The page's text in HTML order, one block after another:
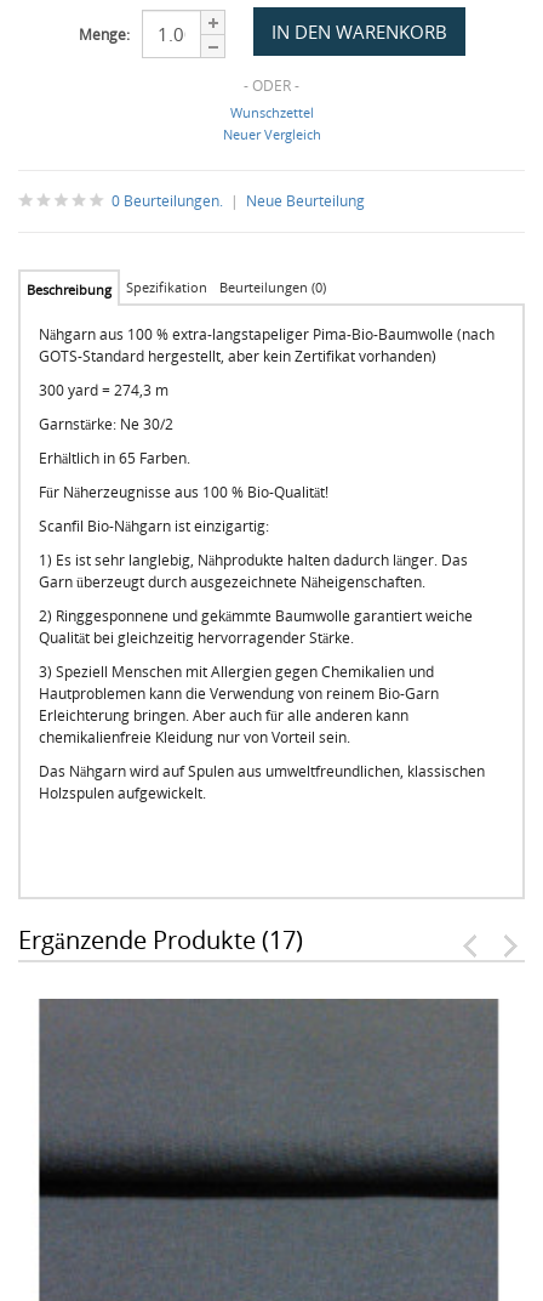
Menge:
- ODER -
Wunschzettel
Neuer Vergleich
0 Beurteilungen. | Neue Beurteilung
Beschreibung Spezifikation Beurteilungen (0)
Nähgarn aus 100 % extra-langstapeliger Pima-Bio-Baumwolle (nach
GOTS-Standard hergestellt, aber kein Zertifikat vorhanden)
300 yard = 274,3 m
Garnstärke: Ne 30/2
Erhältlich in 65 Farben.
Für Näherzeugnisse aus 100 % Bio-Qualität!
Scanfil Bio-Nähgarn ist einzigartig:
1) Es ist sehr langlebig, Nähprodukte halten dadurch länger. Das
Garn überzeugt durch ausgezeichnete Näheigenschaften.
2) Ringgesponnene und gekämmte Baumwolle garantiert weiche
Qualität bei gleichzeitig hervorragender Stärke.
3) Speziell Menschen mit Allergien gegen Chemikalien und
Hautproblemen kann die Verwendung von reinem Bio-Garn
Erleichterung bringen. Aber auch für alle anderen kann
chemikalienfreie Kleidung nur von Vorteil sein.
Das Nähgarn wird auf Spulen aus umweltfreundlichen, klassischen
Holzspulen aufgewickelt.
Ergänzende Produkte (17)